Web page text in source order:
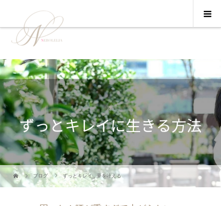
ブログ ずっとキレイ ,夢を叶える